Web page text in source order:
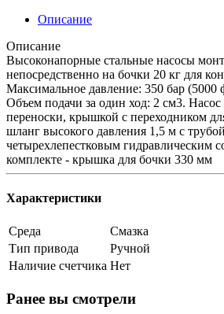
Описание
Описание
Высоконапорные стальные насосы
непосредственно на бочки 20 кг для
Максимальное давление: 350 бар
Объем подачи за один ход: 2 см3. Насос
переноски, крышкой с переходником
шланг высокого давления 1,5 м с
четырехлепестковым гидравлическим
комплекте - крышка для бочки 330 мм
Характеристики
Среда
Смазка
Тип привода
Ручной
Наличие счетчика Нет
Ранее вы смотрели